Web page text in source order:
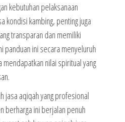
kebutuhan pelaksanaan
kondisi kambing, penting juga
transparan dan memiliki
panduan ini secara menyeluruh
mendapatkan nilai spiritual yang
jasa aqiqah yang profesional
berharga ini berjalan penuh